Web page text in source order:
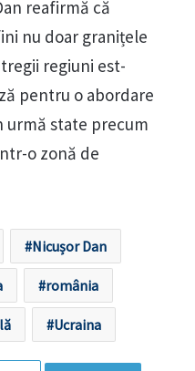
reafirmă că
nu doar granițele
regiuni est-
pentru o abordare
urmă state precum
o zonă de
Nicușor Dan
românia
Ucraina